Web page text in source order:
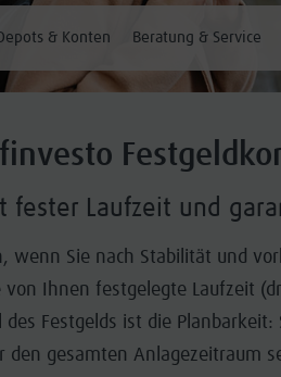
& Konten Beratung & Service
finvesto
fester Laufzeit und
wenn Sie nach Stabilität und
Ihnen festgelegte Laufzeit
des Festgelds ist die
den gesamten Anlagezeitraum